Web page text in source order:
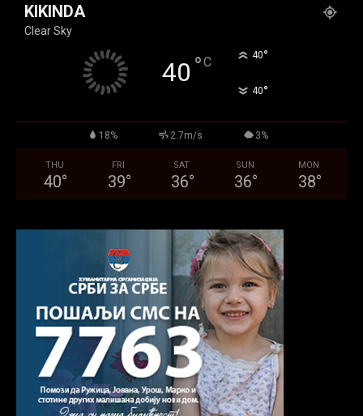
KIKINDA
Clear Sky
40 °C 40°
40°
18% 2.7m/s 3%
THU
40°
FRI
39°
SAT
36°
SUN
36°
MON
38°